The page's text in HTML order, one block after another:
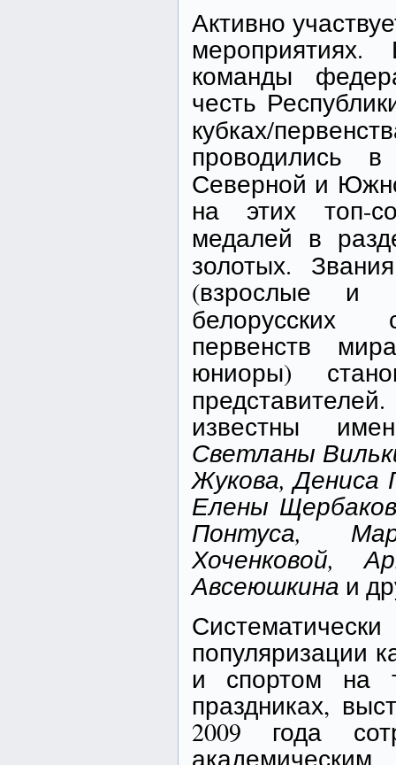
Активно
команды
честь
кубках/
проводились
Северной и
на этих топ-
медалей в
золотых.
(взрослые и
белорусских
первенств
юниоры)
известны
Светланы
Жукова, Дениса
Елены
Понтуса,
Хоченковой,
Авсеюшкина и
популяризации
и спортом на
праздниках,
2009 года